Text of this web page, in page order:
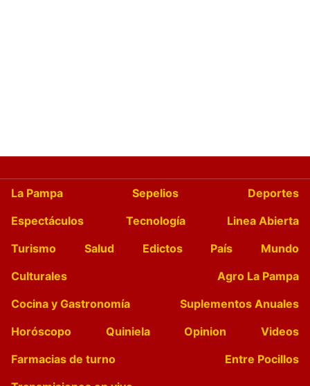
La Pampa Sepelios
Deportes
Espectáculos
Tecnología
Linea Abierta
Turismo
Salud Edictos País
Mundo
Culturales
Agro La Pampa
Cocina y Gastronomía
Suplementos Anuales
Horóscopo
Quiniela Opinion
Videos
Farmacias de turno
Entre Pocillos